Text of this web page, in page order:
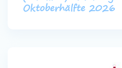
Oktoberhälfte 2026